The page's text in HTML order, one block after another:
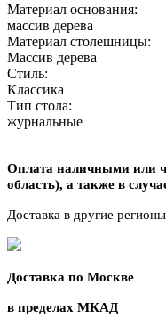
Материал основания:
массив дерева
Материал столешницы:
Массив дерева
Стиль:
Классика
Тип стола:
журнальные
Оплата наличными или
область), а также в
Доставка в другие
Доставка по Москве
в пределах МКАД